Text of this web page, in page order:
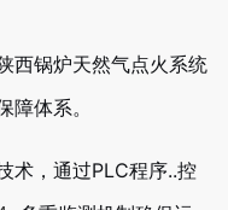
西锅炉天然气点火系统
体系。
术，通过PLC程序..控